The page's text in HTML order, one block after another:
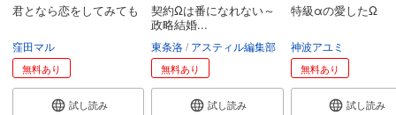
君となら恋をしてみても
窪田マル
無料あり
試し読み
契約Ωは番になれない～
政略結婚...
東条洛 アスティル編集部
無料あり
試し読み
特級αの愛したΩ
神波アユミ
無料あり
試し読み